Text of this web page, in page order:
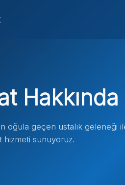
Hakkında
oğula geçen ustalık geleneği
sunuyoruz.